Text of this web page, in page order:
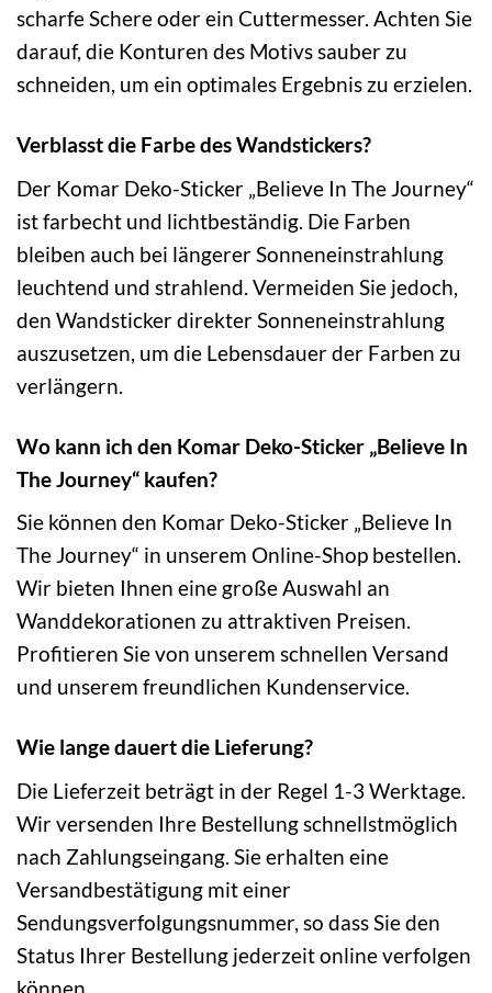
scharfe Schere oder ein Cuttermesser. Achten Sie
darauf, die Konturen des Motivs sauber zu
schneiden, um ein optimales Ergebnis zu erzielen.
Verblasst die Farbe des Wandstickers?
Der Komar Deko-Sticker „Believe In The Journey“
ist farbecht und lichtbeständig. Die Farben
bleiben auch bei längerer Sonneneinstrahlung
leuchtend und strahlend. Vermeiden Sie jedoch,
den Wandsticker direkter Sonneneinstrahlung
auszusetzen, um die Lebensdauer der Farben zu
verlängern.
Wo kann ich den Komar Deko-Sticker „Believe In
The Journey“ kaufen?
Sie können den Komar Deko-Sticker „Believe In
The Journey“ in unserem Online-Shop bestellen.
Wir bieten Ihnen eine große Auswahl an
Wanddekorationen zu attraktiven Preisen.
Profitieren Sie von unserem schnellen Versand
und unserem freundlichen Kundenservice.
Wie lange dauert die Lieferung?
Die Lieferzeit beträgt in der Regel 1-3 Werktage.
Wir versenden Ihre Bestellung schnellstmöglich
nach Zahlungseingang. Sie erhalten eine
Versandbestätigung mit einer
Sendungsverfolgungsnummer, so dass Sie den
Status Ihrer Bestellung jederzeit online verfolgen
können.